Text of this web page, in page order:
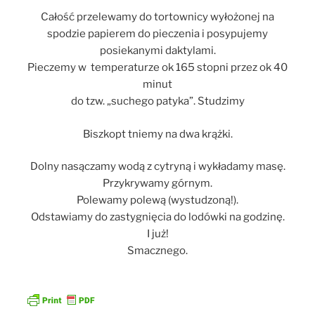
Całość przelewamy do tortownicy wyłożonej na
spodzie papierem do pieczenia i posypujemy
posiekanymi daktylami.
Pieczemy w temperaturze ok 165 stopni przez ok 40
minut
do tzw. „suchego patyka”. Studzimy
Biszkopt tniemy na dwa krążki.
Dolny nasączamy wodą z cytryną i wykładamy masę.
Przykrywamy górnym.
Polewamy polewą (wystudzoną!).
Odstawiamy do zastygnięcia do lodówki na godzinę.
I już!
Smacznego.